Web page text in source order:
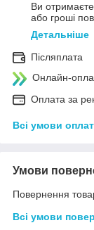
Ви
або гроші
Детальніше
Післяплата
Онлайн-
Оплата за
Всі умови
Умови
Повернення
Всі умови